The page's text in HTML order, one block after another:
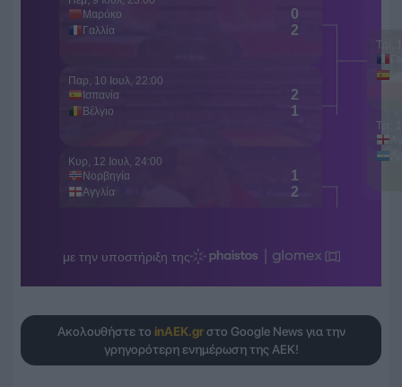
Ακολουθήστε το inAEK.grστο Google News για την
γρηγορότερη ενημέρωση της ΑΕΚ!